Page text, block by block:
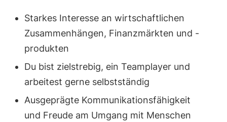
Starkes Interesse an wirtschaftlichen
Zusammenhängen, Finanzmärkten und -
produkten
Du bist zielstrebig, ein Teamplayer und
arbeitest gerne selbstständig
Ausgeprägte Kommunikationsfähigkeit
und Freude am Umgang mit Menschen